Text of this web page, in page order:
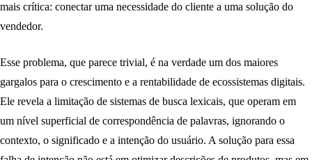
mais crítica: conectar uma necessidade do cliente a uma solução do
vendedor.
Esse problema, que parece trivial, é na verdade um dos maiores
gargalos para o crescimento e a rentabilidade de ecossistemas digitais.
Ele revela a limitação de sistemas de busca lexicais, que operam em
um nível superficial de correspondência de palavras, ignorando o
contexto, o significado e a intenção do usuário. A solução para essa